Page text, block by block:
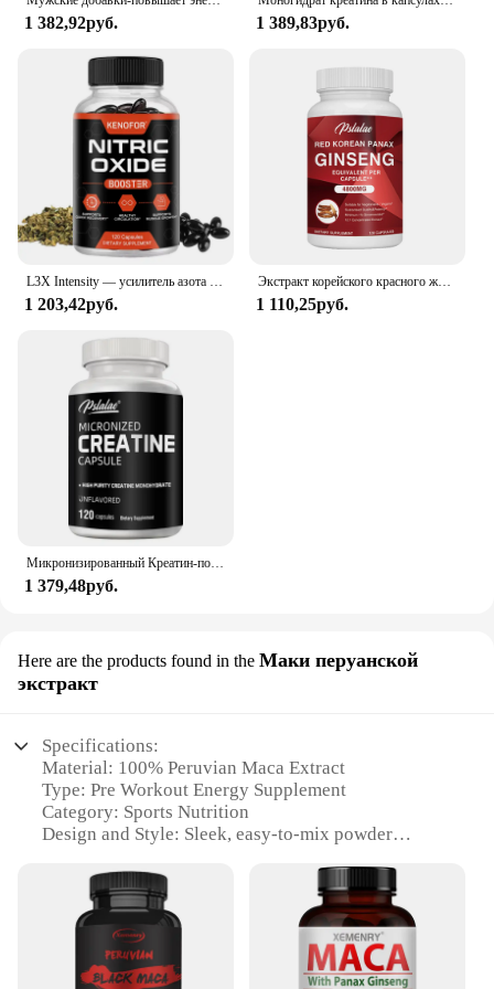
limits and achieve your fitness goals.
1 382,92руб. 1 389,83руб.
L3X Intensity — усилитель азота премиум-класса для поддержки мышц, чтобы помочь увеличить силу и энергию, для пошпарных тренировок
1 203,42руб.
Экстракт корейского красного женьшеня для повышения энергии, памяти и производительности-для мужчин и женщин-120 капсул
1 110,25руб.
Микронизированный Креатин-поддерживает энергию и выносливость, наращивает мышечную массу и улучшает спортивные характеристики-120 капсул
1 379,48руб.
Here are the products found in the Маки перуанской
экстракт
Specifications:
Material: 100% Peruvian Maca Extract
Type: Pre Workout Energy Supplement
Category: Sports Nutrition
Design and Style: Sleek, easy-to-mix powder
for intense workouts
Typical Adaptive Scenario: Gym, fitness center, or
home workouts
Shape or Size or Weight or Quantity: 30-day supply
in a convenient resealable pouch